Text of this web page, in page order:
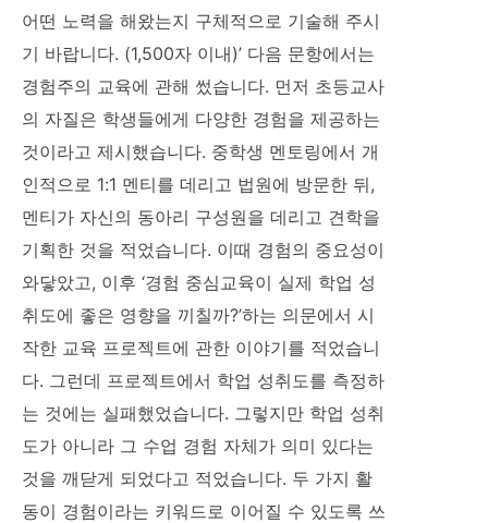
어떤 노력을 해왔는지 구체적으로 기술해 주시
기 바랍니다. (1,500자 이내)’ 다음 문항에서는
경험주의 교육에 관해 썼습니다. 먼저 초등교사
의 자질은 학생들에게 다양한 경험을 제공하는
것이라고 제시했습니다. 중학생 멘토링에서 개
인적으로 1:1 멘티를 데리고 법원에 방문한 뒤,
멘티가 자신의 동아리 구성원을 데리고 견학을
기획한 것을 적었습니다. 이때 경험의 중요성이
와닿았고, 이후 ‘경험 중심교육이 실제 학업 성
취도에 좋은 영향을 끼칠까?’하는 의문에서 시
작한 교육 프로젝트에 관한 이야기를 적었습니
다. 그런데 프로젝트에서 학업 성취도를 측정하
는 것에는 실패했었습니다. 그렇지만 학업 성취
도가 아니라 그 수업 경험 자체가 의미 있다는
것을 깨닫게 되었다고 적었습니다. 두 가지 활
동이 경험이라는 키워드로 이어질 수 있도록 쓰